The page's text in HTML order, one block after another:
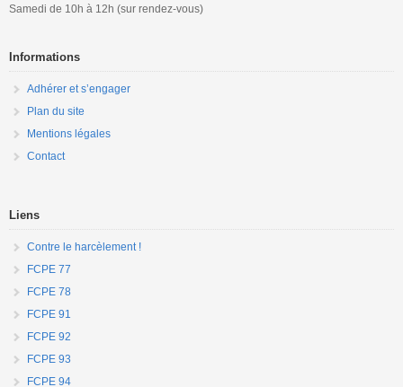
Samedi de 10h à 12h (sur rendez-vous)
Informations
Adhérer et s’engager
Plan du site
Mentions légales
Contact
Liens
Contre le harcèlement !
FCPE 77
FCPE 78
FCPE 91
FCPE 92
FCPE 93
FCPE 94